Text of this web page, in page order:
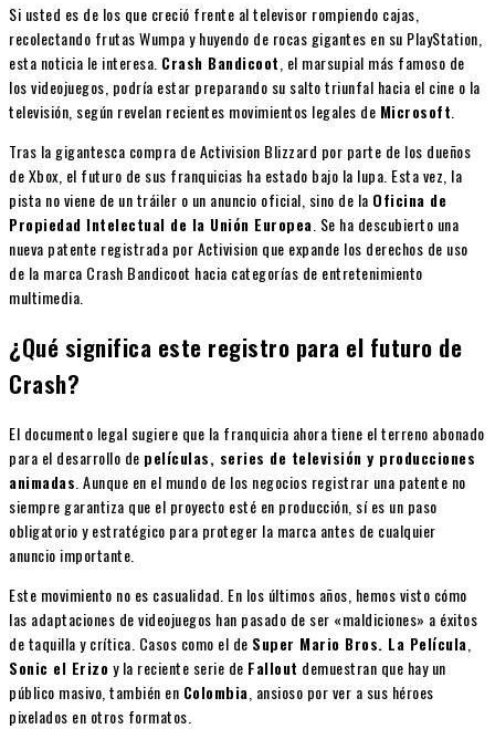
Si usted es de los que creció frente al televisor rompiendo cajas,
recolectando frutas Wumpa y huyendo de rocas gigantes en su PlayStation,
esta noticia le interesa. Crash Bandicoot , el marsupial más famoso de
los videojuegos, podría estar preparando su salto triunfal hacia el cine o la
televisión, según revelan recientes movimientos legales de Microsoft
Tras la gigantesca compra de Activision Blizzard por parte de los dueños
de Xbox, el futuro de sus franquicias ha estado bajo la lupa. Esta vez, la
pista no viene de un tráiler o un anuncio oficial, sino de la Oficina de
Propiedad Intelectual de la Unión Europea . Se ha descubierto una
nueva patente registrada por Activision que expande los derechos de uso
de la marca Crash Bandicoot hacia categorías de entretenimiento
multimedia.
¿Qué significa este registro para el futuro de
Crash?
El documento legal sugiere que la franquicia ahora tiene el terreno abonado
para el desarrollo de películas, series de televisión y producciones
animadas . Aunque en el mundo de los negocios registrar una patente no
siempre garantiza que el proyecto esté en producción, sí es un paso
obligatorio y estratégico para proteger la marca antes de cualquier
anuncio importante.
Este movimiento no es casualidad. En los últimos años, hemos visto cómo
las adaptaciones de videojuegos han pasado de ser «maldiciones» a éxitos
de taquilla y crítica. Casos como el de Super Mario Bros. La Película
Sonic el Erizoy la reciente serie de Fallout demuestran que hay un
público masivo, también en Colombia , ansioso por ver a sus héroes
pixelados en otros formatos.